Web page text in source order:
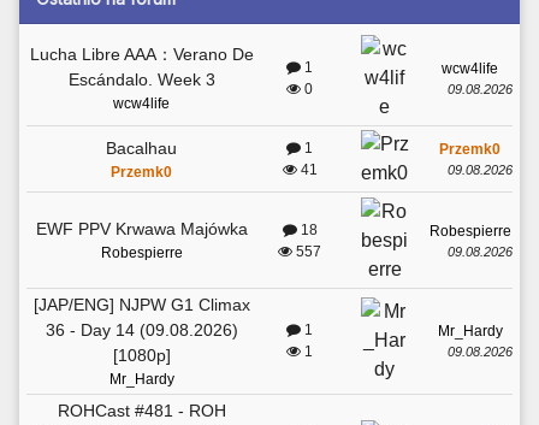
Lucha Libre AAA：Verano De
Escándalo. Week 3
wcw4life
1
0
wcw4life
09.08.2026
Bacalhau
Przemk0
1
41
Przemk0
09.08.2026
EWF PPV Krwawa Majówka
Robespierre
18
557
Robespierre
09.08.2026
[JAP/ENG] NJPW G1 Climax
36 - Day 14 (09.08.2026)
[1080p]
Mr_Hardy
1
1
Mr_Hardy
09.08.2026
ROHCast #481 - ROH